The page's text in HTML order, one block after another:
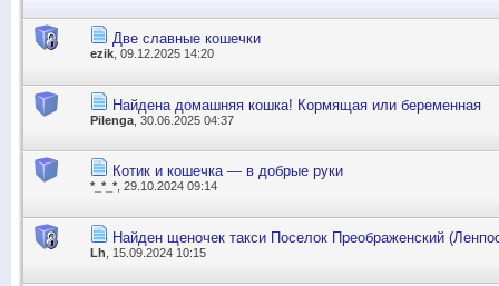
Две славные кошечки
ezik , 09.12.2025 14:20
Найдена домашняя кошка! Кормящая или беременная
Pilenga , 30.06.2025 04:37
Котик и кошечка — в добрые руки
*_*_* , 29.10.2024 09:14
Найден щеночек такси Поселок Преображенский
Lh , 15.09.2024 10:15